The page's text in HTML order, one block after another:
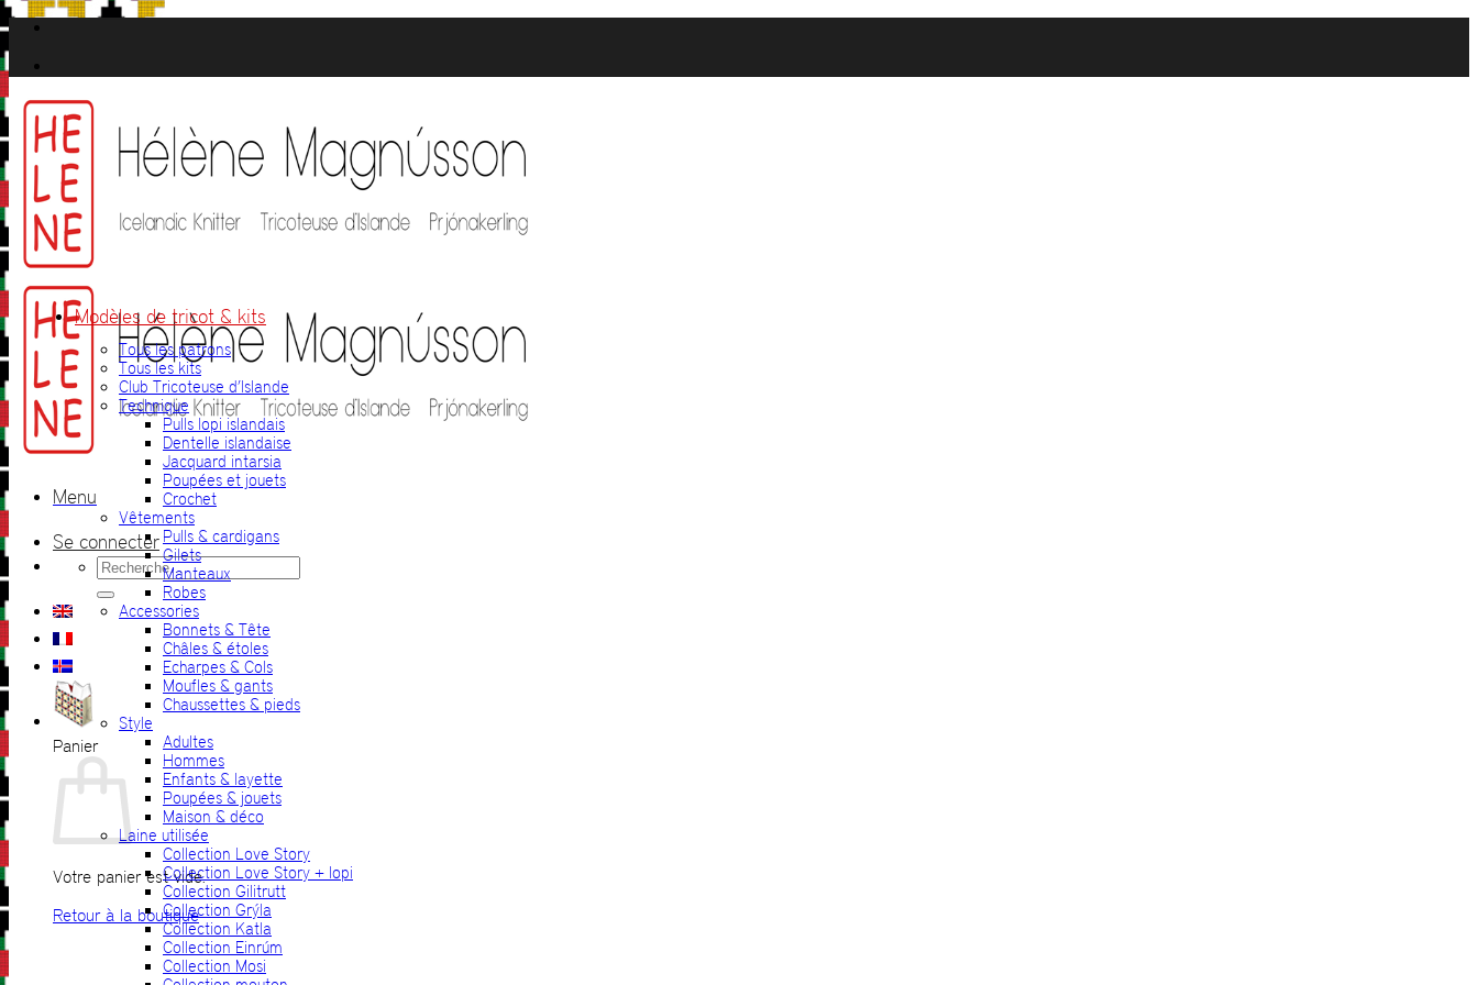
Passer
au
contenu
Menu
Se connecter
Recherche
pour :
Panier
Votre panier est vide.
Retour à la boutique
Modèles de tricot & kits
Tous les patrons
Tous les kits
Club Tricoteuse d’Islande
Technique
Pulls lopi islandais
Dentelle islandaise
Jacquard intarsia
Poupées et jouets
Crochet
Vêtements
Pulls & cardigans
Gilets
Manteaux
Robes
Accessories
Bonnets & Tête
Châles & étoles
Echarpes & Cols
Moufles & gants
Chaussettes & pieds
Style
Adultes
Hommes
Enfants & layette
Poupées & jouets
Maison & déco
Laine utilisée
Collection Love Story
Collection Love Story + lopi
Collection Gilitrutt
Collection Grýla
Collection Katla
Collection Einrúm
Collection Mosi